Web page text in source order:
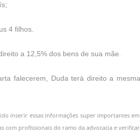
4 filhos.
a 12,5% dos bens de sua mãe.
falecerem, Duda terá direito a
inserir essas informações super importantes
com profissionais do ramo da advocacia e